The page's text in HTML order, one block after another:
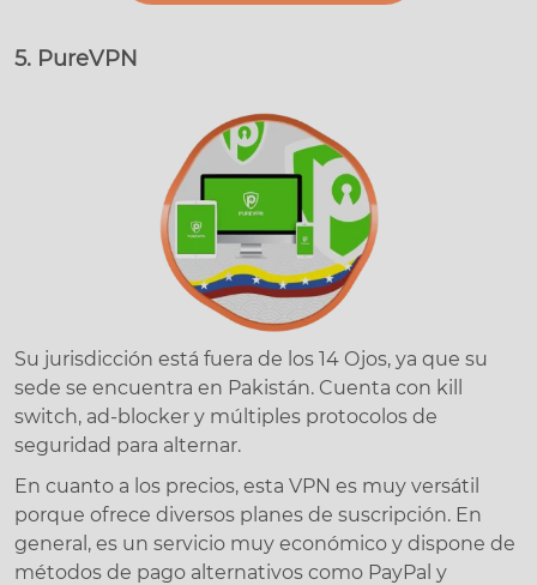
5. PureVPN
Su jurisdicción está fuera de los 14 Ojos, ya que su
sede se encuentra en Pakistán. Cuenta con kill
switch, ad-blocker y múltiples protocolos de
seguridad para alternar.
En cuanto a los precios, esta VPN es muy versátil
porque ofrece diversos planes de suscripción. En
general, es un servicio muy económico y dispone de
métodos de pago alternativos como PayPal y